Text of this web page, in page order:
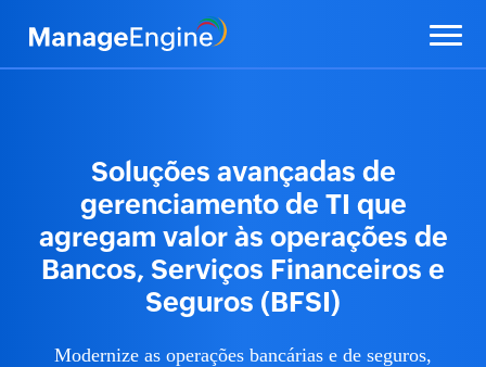
Soluções avançadas de
gerenciamento de TI que
agregam valor às operações de
Bancos, Serviços Financeiros e
Seguros (BFSI)
Modernize as operações bancárias e de seguros,